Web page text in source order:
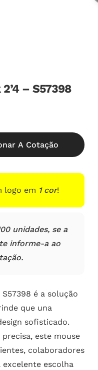
– S57398
A Cotação
logo em 1 cor!
unidades, se a
informe-a ao
S57398 é a solução
que una
sofisticado.
precisa, este mouse
colaboradores
excelente escolha